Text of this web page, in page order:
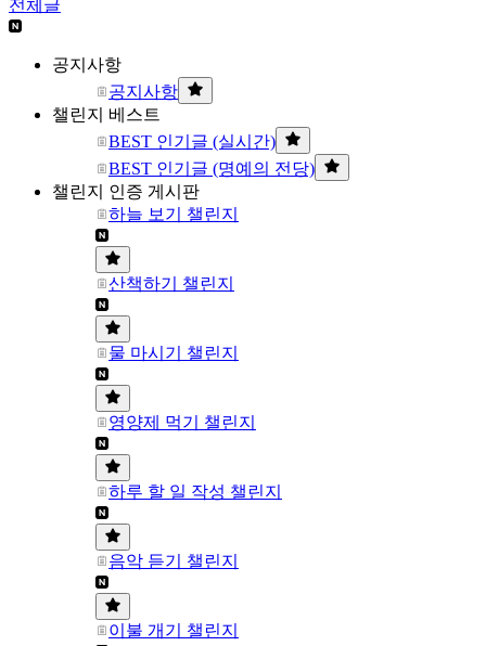
전체글
공지사항
공지사항
챌린지 베스트
BEST 인기글 (실시간)
BEST 인기글 (명예의 전당)
챌린지 인증 게시판
하늘 보기 챌린지
산책하기 챌린지
물 마시기 챌린지
영양제 먹기 챌린지
하루 할 일 작성 챌린지
음악 듣기 챌린지
이불 개기 챌린지